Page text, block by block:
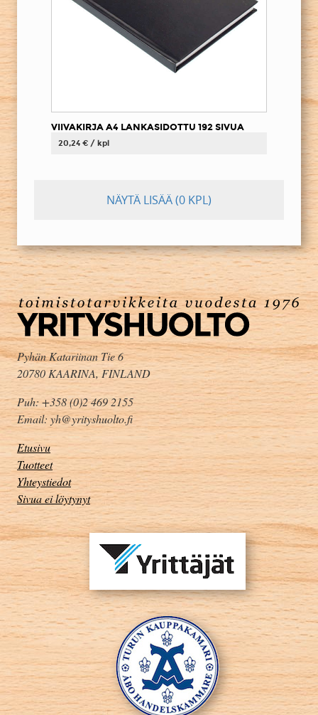
VIIVAKIRJA A4 LANKASIDOTTU 192 SIVUA
20,24 € / kpl
NÄYTÄ LISÄÄ(0 KPL)
Pyhän Katariinan Tie 6
20780 KAARINA, FINLAND
Puh: +358 (0)2 469 2155
Email: yh@yrityshuolto.fi
Etusivu
Tuotteet
Yhteystiedot
Sivua ei löytynyt